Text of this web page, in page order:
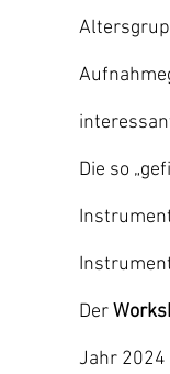
Die so
Der
Jahr